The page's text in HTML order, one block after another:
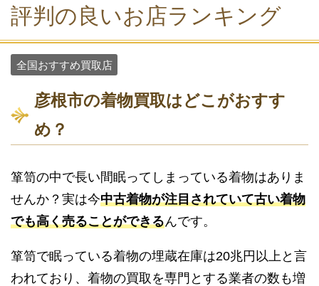
評判の良いお店ランキング
全国おすすめ買取店
彦根市の着物買取はどこがおすす
め？
箪笥の中で長い間眠ってしまっている着物はありま
せんか？実は今中古着物が注目されていて古い着物
でも高く売ることができるんです。
箪笥で眠っている着物の埋蔵在庫は20兆円以上と言
われており、着物の買取を専門とする業者の数も増